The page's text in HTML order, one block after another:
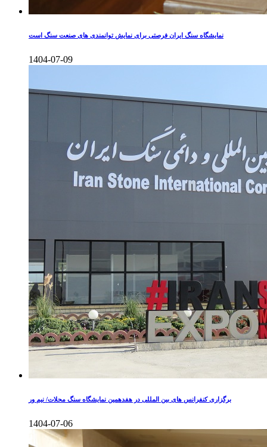
نمایشگاه سنگ ایران فرصتی برای نمایش توانمندی های صنعت سنگ است
1404-07-09
برگزاری کنفرانس های بین المللی در هفدهمین نمایشگاه سنگ محلات/ نیم ور
1404-07-06